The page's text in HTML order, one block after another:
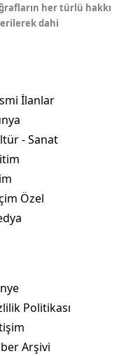
Aksaray
Kırıkkale
Batman
Bartın
Karabük
her türlü hakkı
dahi
İlanlar
- Sanat
Özel
Politikası
Arşivi